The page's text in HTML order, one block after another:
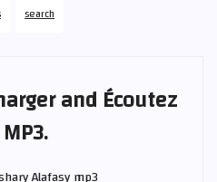
search
and Écoutez